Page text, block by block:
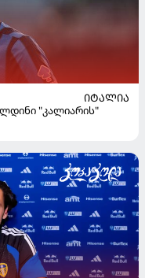
ᲘᲢᲐᲚᲘᲐ
"კალიარის"